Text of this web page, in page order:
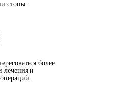
стопы.
более
лечения и